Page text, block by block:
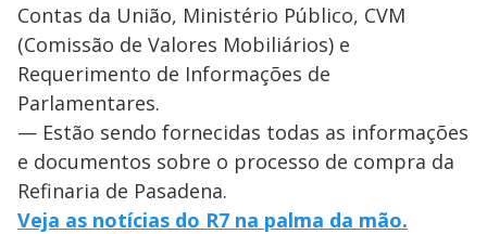
Contas da União, Ministério Público, CVM
(Comissão de Valores Mobiliários) e
Requerimento de Informações de
Parlamentares.
— Estão sendo fornecidas todas as informações
e documentos sobre o processo de compra da
Refinaria de Pasadena.
Veja as notícias do R7 na palma da mão.